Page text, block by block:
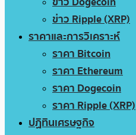
ข่าว Ripple (XRP)
ราคาและการวิเคราะห์
ราคา Bitcoin
ราคา Ethereum
ราคา Dogecoin
ราคา Ripple (XRP)
ปฏิทินเศรษฐกิจ